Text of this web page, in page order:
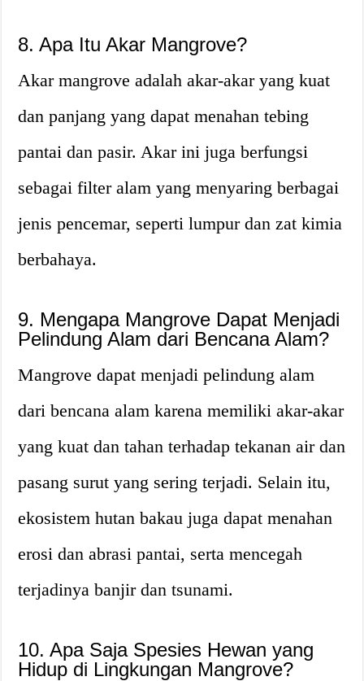
8. Apa Itu Akar Mangrove?
Akar mangrove adalah akar-akar yang kuat
dan panjang yang dapat menahan tebing
pantai dan pasir. Akar ini juga berfungsi
sebagai filter alam yang menyaring berbagai
jenis pencemar, seperti lumpur dan zat kimia
berbahaya.
9. Mengapa Mangrove Dapat Menjadi
Pelindung Alam dari Bencana Alam?
Mangrove dapat menjadi pelindung alam
dari bencana alam karena memiliki akar-akar
yang kuat dan tahan terhadap tekanan air dan
pasang surut yang sering terjadi. Selain itu,
ekosistem hutan bakau juga dapat menahan
erosi dan abrasi pantai, serta mencegah
terjadinya banjir dan tsunami.
10. Apa Saja Spesies Hewan yang
Hidup di Lingkungan Mangrove?